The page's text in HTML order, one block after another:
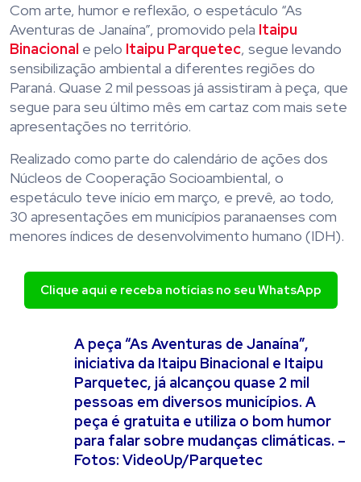
Com arte, humor e reflexão, o espetáculo “As
Aventuras de Janaína”, promovido pela Itaipu
Binacional e pelo Itaipu Parquetec, segue levando
sensibilização ambiental a diferentes regiões do
Paraná. Quase 2 mil pessoas já assistiram à peça, que
segue para seu último mês em cartaz com mais sete
apresentações no território.
Realizado como parte do calendário de ações dos
Núcleos de Cooperação Socioambiental, o
espetáculo teve início em março, e prevê, ao todo,
30 apresentações em municípios paranaenses com
menores índices de desenvolvimento humano (IDH).
Clique aqui e receba notícias no seu WhatsApp
A peça “As Aventuras de Janaína”,
iniciativa da Itaipu Binacional e Itaipu
Parquetec, já alcançou quase 2 mil
pessoas em diversos municípios. A
peça é gratuita e utiliza o bom humor
para falar sobre mudanças climáticas. –
Fotos: VideoUp/Parquetec